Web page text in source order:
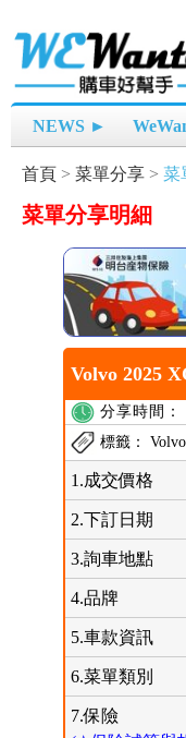
NEWS ►
首頁 > 菜單分享 > 菜
菜單分享明細
Volvo 2025
分享時間：
標籤：
1.成交價格
2.下訂日期
3.詢車地點
4.品牌
5.車款資訊
6.菜單類別
7.保險